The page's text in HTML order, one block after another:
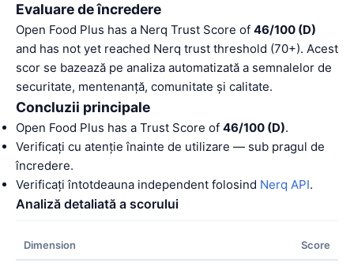
Evaluare de încredere
Open Food Plus has a Nerq Trust Score of 46/100 (D)
and has not yet reached Nerq trust threshold (70+). Acest
scor se bazează pe analiza automatizată a semnalelor de
securitate, mentenanță, comunitate și calitate.
Concluzii principale
Open Food Plus has a Trust Score of 46/100 (D).
Verificați cu atenție înainte de utilizare — sub pragul de
încredere.
Verificați întotdeauna independent folosind Nerq API.
Analiză detaliată a scorului
Dimension Score